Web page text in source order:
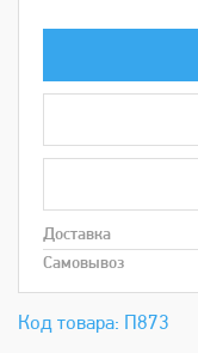
Код товара: П873
Доставка
Самовывоз